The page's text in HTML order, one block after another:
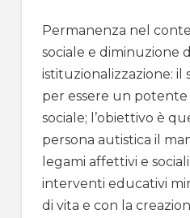
Permanenza nel
sociale e diminuzione
istituzionalizzazione: il
per essere un
sociale; l’obiettivo è
persona autistica il
legami affettivi e
interventi educativi
di vita e con la